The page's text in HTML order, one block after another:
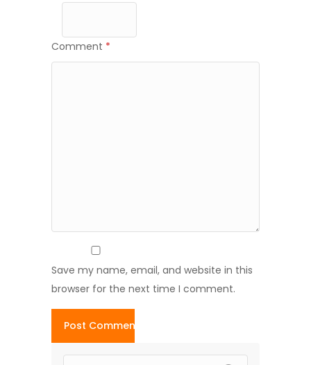
Comment *
Save my name, email, and website in this
browser for the next time I comment.